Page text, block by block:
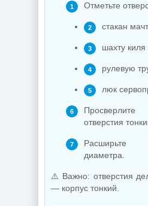
Отметьте
стакан
шахту киля
рулевую
люк
отверстия
Расширьте
диаметра.
⚠️ Важно: отверстия
— корпус тонкий.